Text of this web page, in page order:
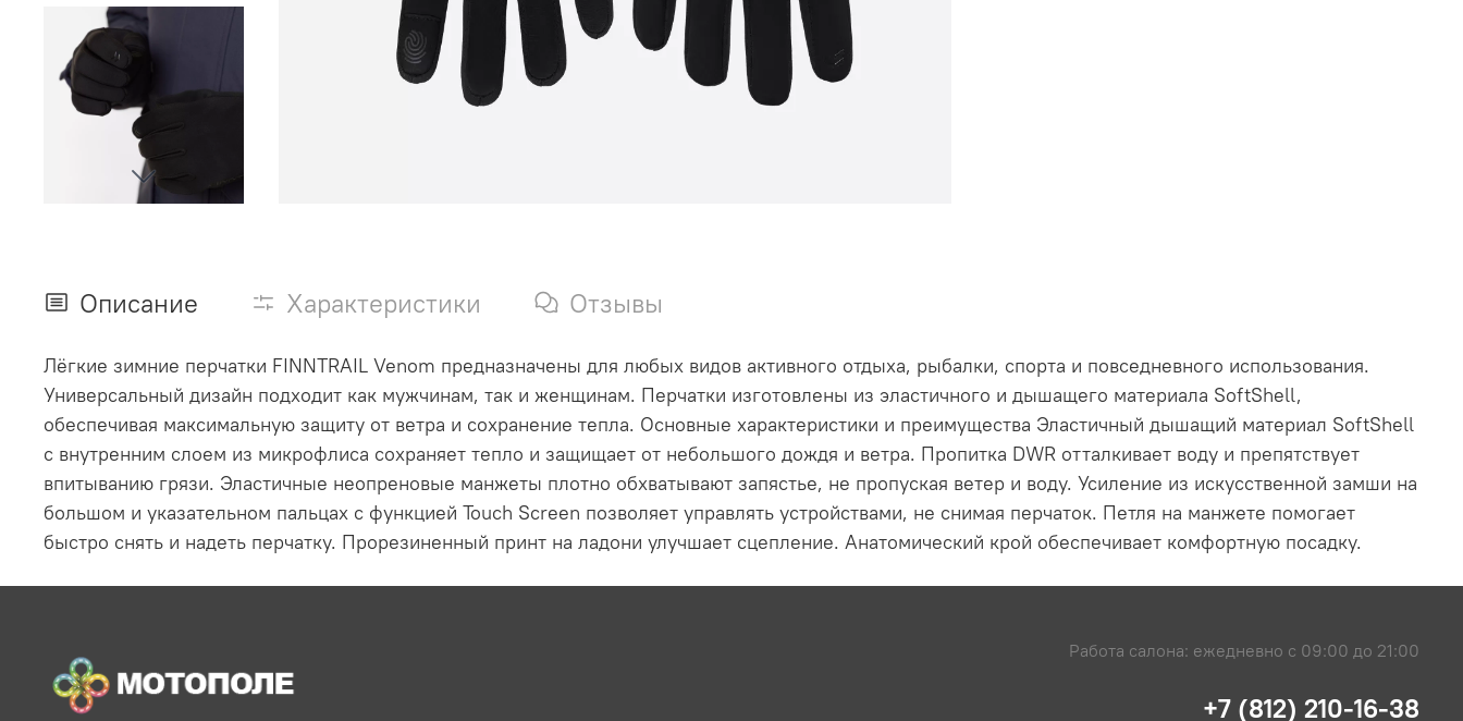
Описание Характеристики Отзывы
Лёгкие зимние перчатки FINNTRAIL Venom предназначены для любых видов активного отдыха, рыбалки, спорта и повседневного использования.
Универсальный дизайн подходит как мужчинам, так и женщинам. Перчатки изготовлены из эластичного и дышащего материала SoftShell,
обеспечивая максимальную защиту от ветра и сохранение тепла. Основные характеристики и преимущества Эластичный дышащий материал SoftShell
с внутренним слоем из микрофлиса сохраняет тепло и защищает от небольшого дождя и ветра. Пропитка DWR отталкивает воду и препятствует
впитыванию грязи. Эластичные неопреновые манжеты плотно обхватывают запястье, не пропуская ветер и воду. Усиление из искусственной замши на
большом и указательном пальцах с функцией Touch Screen позволяет управлять устройствами, не снимая перчаток. Петля на манжете помогает
быстро снять и надеть перчатку. Прорезиненный принт на ладони улучшает сцепление. Анатомический крой обеспечивает комфортную посадку.
Работа салона: ежедневно с 09:00 до 21:00
+7 (812) 210-16-38